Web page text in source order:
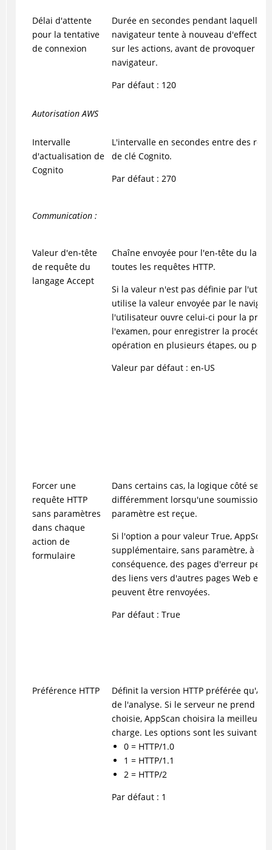
Délai d'attente
pour la tentative
de connexion
Durée en secondes pendant laquelle
navigateur tente à nouveau
sur les actions, avant de provoquer la
navigateur.
Par défaut : 120
Autorisation AWS
Intervalle
d'actualisation de
Cognito
L'intervalle en secondes entre des
de clé Cognito.
Par défaut : 270
Communication :
Valeur d'en-tête
de requête du
langage Accept
Chaîne envoyée pour l'en-tête du
toutes les requêtes HTTP.
Si la valeur n'est pas définie par
utilise la valeur envoyée par le
l'utilisateur ouvre celui-ci pour la
l'examen, pour enregistrer la
opération en plusieurs étapes, ou
Valeur par défaut : en-US
Forcer une
requête HTTP
sans paramètres
dans chaque
action de
formulaire
Dans certains cas, la logique côté
différemment lorsqu'une soumission
paramètre est reçue.
Si l'option a pour valeur True,
supplémentaire, sans paramètre, à
conséquence, des pages d'erreur
des liens vers d'autres pages Web et
peuvent être renvoyées.
Par défaut : True
Préférence HTTP
Définit la version HTTP préférée
de l'analyse. Si le serveur ne prend
choisie, AppScan choisira la meilleure
charge. Les options sont les suivantes :
0 = HTTP/1.0
1 = HTTP/1.1
2 = HTTP/2
Par défaut : 1